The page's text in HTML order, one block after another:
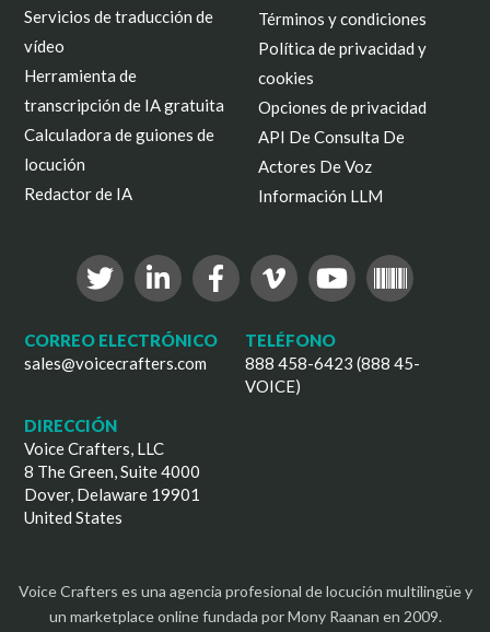
Servicios de traducción de
vídeo
Herramienta de
transcripción de IA gratuita
Calculadora de guiones de
locución
Redactor de IA
Términos y condiciones
Política de privacidad y
cookies
Opciones de privacidad
API De Consulta De
Actores De Voz
Información LLM
CORREO ELECTRÓNICO
sales@voicecrafters.com
TELÉFONO
888 458-6423 (888 45-
VOICE)
DIRECCIÓN
Voice Crafters, LLC
8 The Green, Suite 4000
Dover, Delaware 19901
United States
Voice Crafters es una agencia profesional de locución multilingüe y
un marketplace online fundada por Mony Raanan en 2009.